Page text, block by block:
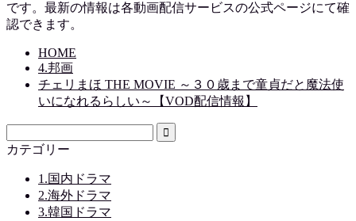
です。最新の情報は各動画配信サービスの公式ページにて確
認できます。
HOME
4.邦画
チェリまほ THE MOVIE ～３０歳まで童貞だと魔法使
いになれるらしい～【VOD配信情報】
カテゴリー
1.国内ドラマ
2.海外ドラマ
3.韓国ドラマ